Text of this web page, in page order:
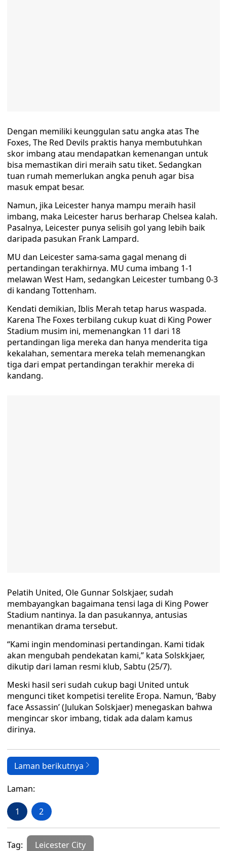
Dengan memiliki keunggulan satu angka atas The
Foxes, The Red Devils praktis hanya membutuhkan
skor imbang atau mendapatkan kemenangan untuk
bisa memastikan diri meraih satu tiket. Sedangkan
tuan rumah memerlukan angka penuh agar bisa
masuk empat besar.
Namun, jika Leicester hanya mampu meraih hasil
imbang, maka Leicester harus berharap Chelsea kalah.
Pasalnya, Leicester punya selisih gol yang lebih baik
daripada pasukan Frank Lampard.
MU dan Leicester sama-sama gagal menang di
pertandingan terakhirnya. MU cuma imbang 1-1
melawan West Ham, sedangkan Leicester tumbang 0-3
di kandang Tottenham.
Kendati demikian, Iblis Merah tetap harus waspada.
Karena The Foxes terbilang cukup kuat di King Power
Stadium musim ini, memenangkan 11 dari 18
pertandingan liga mereka dan hanya menderita tiga
kekalahan, sementara mereka telah memenangkan
tiga dari empat pertandingan terakhir mereka di
kandang.
Pelatih United, Ole Gunnar Solskjaer, sudah
membayangkan bagaimana tensi laga di King Power
Stadium nantinya. Ia dan pasukannya, antusias
menantikan drama tersebut.
“Kami ingin mendominasi pertandingan. Kami tidak
akan mengubah pendekatan kami,” kata Solskkjaer,
dikutip dari laman resmi klub, Sabtu (25/7).
Meski hasil seri sudah cukup bagi United untuk
mengunci tiket kompetisi terelite Eropa. Namun, ‘Baby
face Assassin’ (Julukan Solskjaer) menegaskan bahwa
mengincar skor imbang, tidak ada dalam kamus
dirinya.
Laman berikutnya
Laman:
1 2
Tag: Leicester City